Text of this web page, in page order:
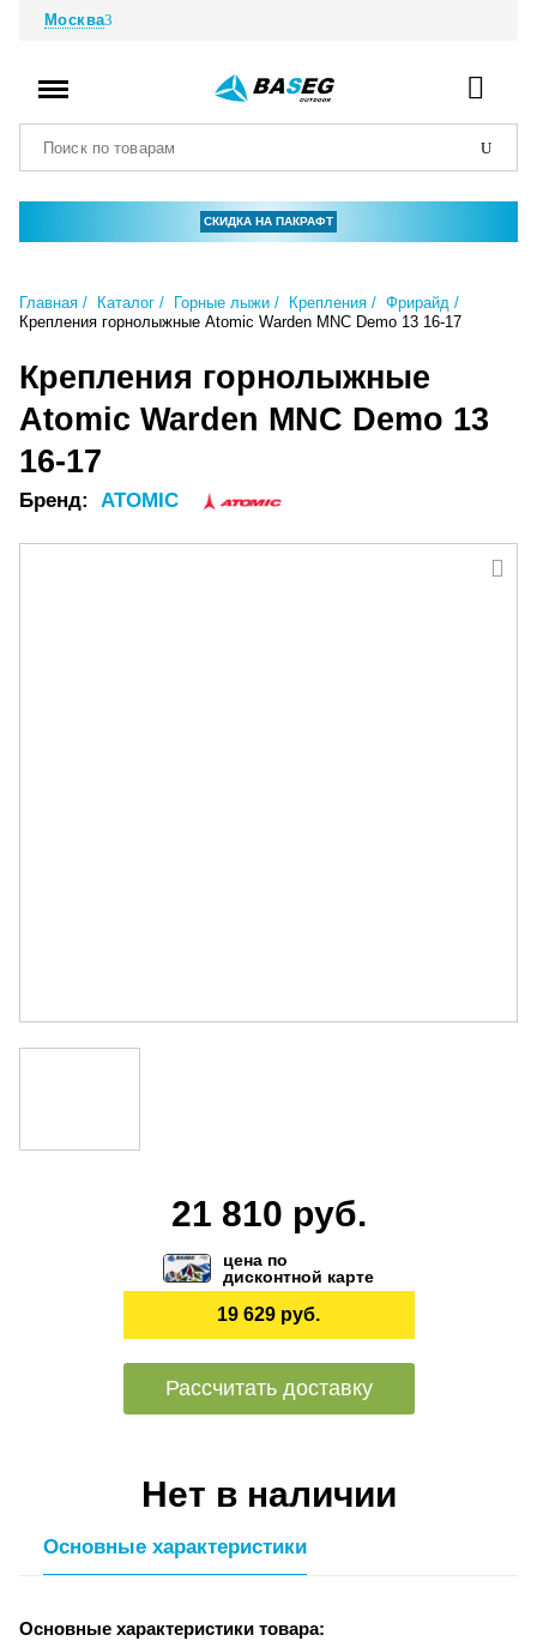
Москва
СКИДКА НА ПАКРАФТ
Главная Каталог Горные лыжи Крепления
Фрирайд
Крепления горнолыжные Atomic Warden MNC Demo 13 16-17
Крепления горнолыжные
Atomic Warden MNC Demo 13
16-17
Бренд: ATOMIC
21 810 руб.
цена по
дисконтной карте
19 629 руб.
Рассчитать доставку
Нет в наличии
Основные характеристики
Основные характеристики товара: